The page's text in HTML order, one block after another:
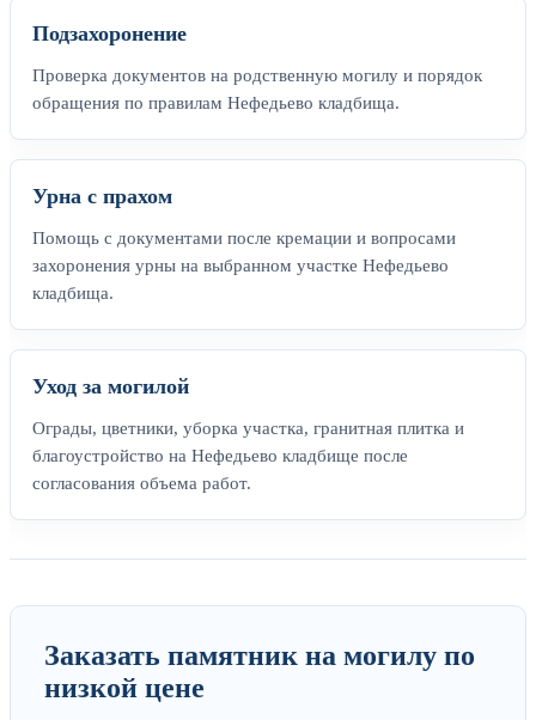
Подзахоронение
Проверка документов на родственную могилу и порядок
обращения по правилам Нефедьево кладбища.
Урна с прахом
Помощь с документами после кремации и вопросами
захоронения урны на выбранном участке Нефедьево
кладбища.
Уход за могилой
Ограды, цветники, уборка участка, гранитная плитка и
благоустройство на Нефедьево кладбище после
согласования объема работ.
Заказать памятник на могилу по
низкой цене